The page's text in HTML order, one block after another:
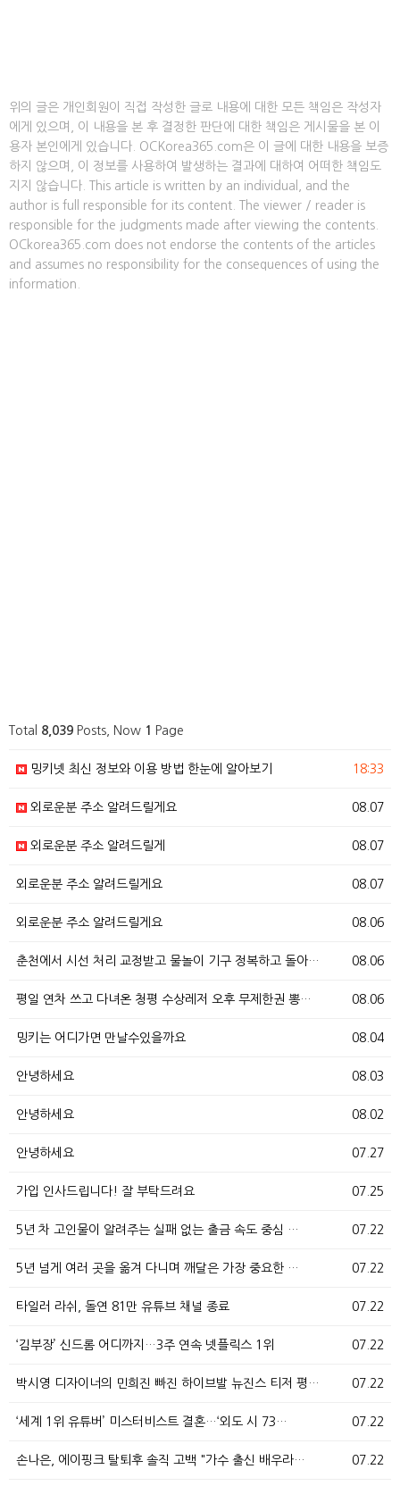
위의 글은 개인회원이 직접 작성한 글로 내용에 대한 모든 책임은 작성자
에게 있으며, 이 내용을 본 후 결정한 판단에 대한 책임은 게시물을 본 이
용자 본인에게 있습니다. OCKorea365.com은 이 글에 대한 내용을 보증
하지 않으며, 이 정보를 사용하여 발생하는 결과에 대하여 어떠한 책임도
지지 않습니다. This article is written by an individual, and the
author is full responsible for its content. The viewer / reader is
responsible for the judgments made after viewing the contents.
OCkorea365.com does not endorse the contents of the articles
and assumes no responsibility for the consequences of using the
information.
Total 8,039 Posts, Now 1 Page
18:33
밍키넷 최신 정보와 이용 방법 한눈에 알아보기
08.07
외로운분 주소 알려드릴게요
08.07
외로운분 주소 알려드릴게
08.07
외로운분 주소 알려드릴게요
08.06
외로운분 주소 알려드릴게요
08.06
춘천에서 시선 처리 교정받고 물놀이 기구 정복하고 돌아…
08.06
평일 연차 쓰고 다녀온 청평 수상레저 오후 무제한권 뽕…
08.04
밍키는 어디가면 만날수있을까요
08.03
안녕하세요
08.02
안녕하세요
07.27
안녕하세요
07.25
가입 인사드립니다! 잘 부탁드려요
07.22
5년 차 고인물이 알려주는 실패 없는 출금 속도 중심 …
07.22
5년 넘게 여러 곳을 옮겨 다니며 깨달은 가장 중요한 …
07.22
타일러 라쉬, 돌연 81만 유튜브 채널 종료
07.22
‘김부장’ 신드롬 어디까지…3주 연속 넷플릭스 1위
07.22
박시영 디자이너의 민희진 빠진 하이브발 뉴진스 티저 평…
07.22
‘세계 1위 유튜버’ 미스터비스트 결혼…‘외도 시 73…
07.22
손나은, 에이핑크 탈퇴후 솔직 고백 "가수 출신 배우라…